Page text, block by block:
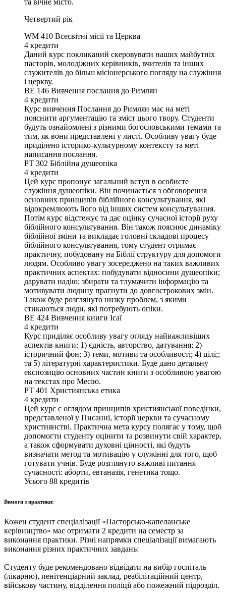
Четвертий рік
WM 410 Всесвітні місії та Церква
4 кредити
Даний курс покликаний скеровувати наших майбутніх
пасторів, молодіжних керівників, вчителів та інших
служителів до більш місіонерського погляду на служіння
і церкву.
BE 146 Вивчення послання до Римлян
4 кредити
Курс вивчення Послання до Римлян має на меті
пояснити аргументацію та зміст цього твору. Студенти
будуть ознайомлені з різними богословськими темами та
тим, як вони представлені у листі. Особливу увагу буде
приділено історико-культурному контексту та меті
написання послання.
PT 302 Біблійна душеопіка
4 кредити
Цей курс пропонує загальний вступ в особисте
служіння душеопіки. Він починається з обговорення
основних принципів біблійного консультування, які
відокремлюють його від інших систем консультування.
Потім курс відстежує та дає оцінку сучасної історії руху
біблійного консультування. Він також пояснює динаміку
біблійної зміни та викладає головні складові процесу
біблійного консультування, тому студент отримає
практичну, побудовану на Біблії структуру для допомоги
людям. Особливо увагу зосереджено на таких важливих
практичних аспектах: побудувати відносини душеопіки;
дарувати надію; збирати та тлумачити інформацію та
мотивувати людину прагнути до довгострокових змін.
Також буде розглянуто низку проблем, з якими
стикаються люди, які потребують опіки.
ВЕ 424 Вивчення книги Ісаї
4 кредити
Курс приділяє особливу увагу огляду найважливіших
аспектів книги: 1) єдність, авторство, датування; 2)
історичний фон; 3) теми, мотиви та особливості; 4) цілі;;
та 5) літературні характеристики. Буде дано детальну
експозицію основних частин книги з особливою увагою
на текстах про Месію.
PT 401 Християнська етика
4 кредити
Цей курс є оглядом принципів християнської поведінки,
представленої у Писанні, історії церкви та сучасному
християнстві. Практична мета курсу полягає у тому, щоб
допомогти студенту оцінити та розвинути свій характер,
а також сформувати духовні цінності, які будуть
визначати метод та мотивацію у служінні для того, щоб
готувати учнів. Буде розглянуто важливі питання
сучасності: аборти, евтаназія, генетика тощо.
Усього 88 кредитів
Вимоги з практики:
Кожен студент спеціалізації «Пасторсько-капеланське
керівництво» має отримати 2 кредити на семестр за
виконання практики. Різні напрямки спеціалізації вимагають
виконання різних практичних завдань:
Студенту буде рекомендовано відвідати на вибір госпіталь
(лікарню), пенітенціарний заклад, реабілітаційний центр,
військову частину, відділення поліції або пожежний підрозділ.